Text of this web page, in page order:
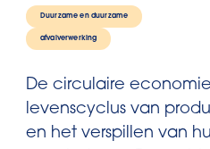
Duurzame en duurzame
afvalverwerking
De circulaire
levenscyclus van
en het verspillen van